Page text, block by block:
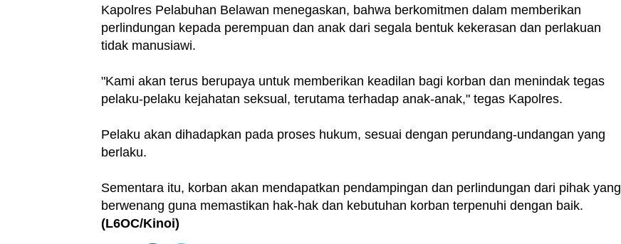
Kapolres Pelabuhan Belawan menegaskan, bahwa berkomitmen dalam memberikan
perlindungan kepada perempuan dan anak dari segala bentuk kekerasan dan perlakuan
tidak manusiawi.
"Kami akan terus berupaya untuk memberikan keadilan bagi korban dan menindak tegas
pelaku-pelaku kejahatan seksual, terutama terhadap anak-anak," tegas Kapolres.
Pelaku akan dihadapkan pada proses hukum, sesuai dengan perundang-undangan yang
berlaku.
Sementara itu, korban akan mendapatkan pendampingan dan perlindungan dari pihak yang
berwenang guna memastikan hak-hak dan kebutuhan korban terpenuhi dengan baik.
(L6OC/Kinoi)